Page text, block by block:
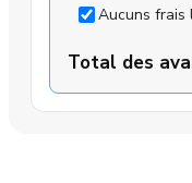
Aucuns frais
Total des